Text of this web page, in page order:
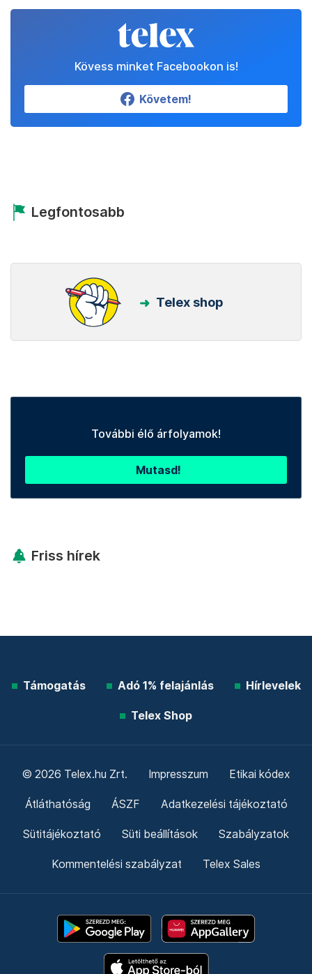
Kövess minket Facebookon is!
Követem!
Legfontosabb
Telex shop
További élő árfolyamok!
Mutasd!
Friss hírek
Támogatás Adó 1% felajánlás Hírlevelek
Telex Shop
© 2026 Telex.hu Zrt. Impresszum Etikai kódex
Átláthatóság ÁSZF Adatkezelési tájékoztató
Sütitájékoztató Süti beállítások Szabályzatok
Kommentelési szabályzat Telex Sales